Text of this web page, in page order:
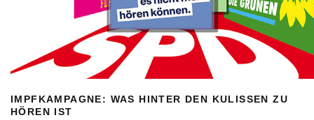
IMPFKAMPAGNE: WAS HINTER DEN KULISSEN ZU
HÖREN IST